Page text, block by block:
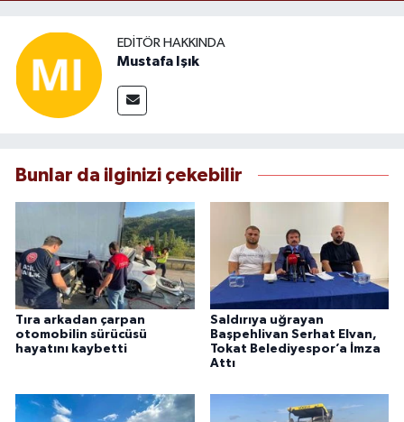
EDITÖR HAKKINDA
Mustafa Işık
Bunlar da ilginizi çekebilir
Tıra arkadan çarpan
otomobilin sürücüsü
hayatını kaybetti
Saldırıya uğrayan
Başpehlivan Serhat Elvan,
Tokat Belediyespor’a İmza
Attı